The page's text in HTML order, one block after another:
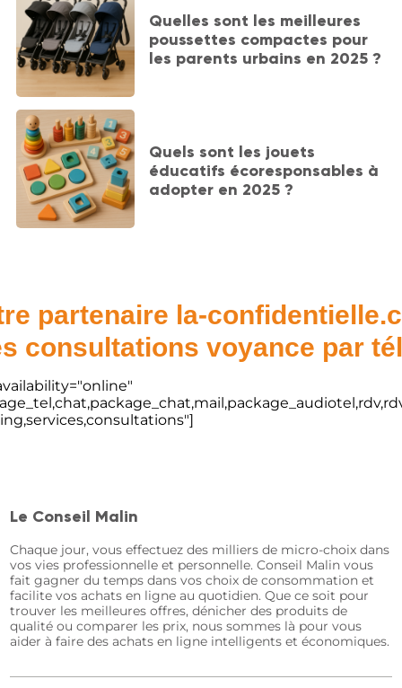
Quelles sont les meilleures
poussettes compactes pour
les parents urbains en 2025 ?
Quels sont les jouets
éducatifs écoresponsables à
adopter en 2025 ?
partenaire la-
consultations voyance par
Le Conseil Malin
Chaque jour, vous effectuez des milliers de micro-choix dans
vos vies professionnelle et personnelle. Conseil Malin vous
fait gagner du temps dans vos choix de consommation et
facilite vos achats en ligne au quotidien. Que ce soit pour
trouver les meilleures offres, dénicher des produits de
qualité ou comparer les prix, nous sommes là pour vous
aider à faire des achats en ligne intelligents et économiques.